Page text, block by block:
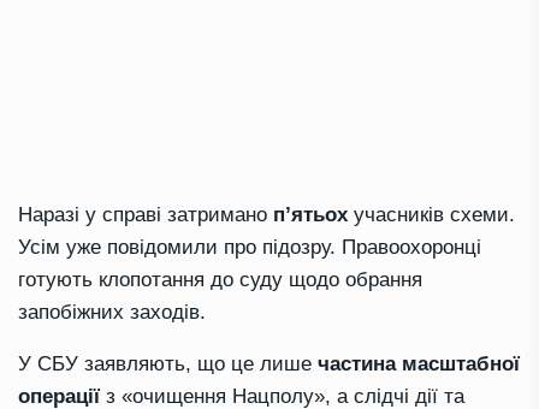
Наразі у справі затримано п’ятьох учасників схеми.
Усім уже повідомили про підозру. Правоохоронці
готують клопотання до суду щодо обрання
запобіжних заходів.
У СБУ заявляють, що це лише частина масштабної
операції з «очищення Нацполу», а слідчі дії та